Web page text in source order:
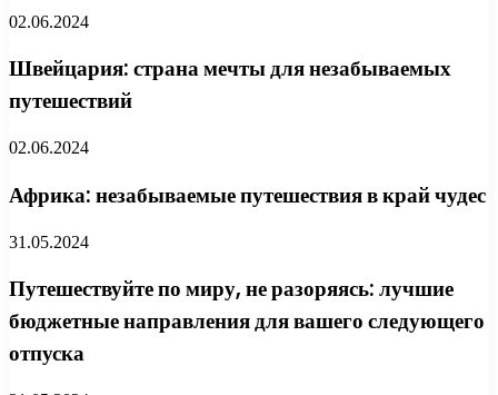
02.06.2024
Швейцария: страна мечты для незабываемых
путешествий
02.06.2024
Африка: незабываемые путешествия в край чудес
31.05.2024
Путешествуйте по миру, не разоряясь: лучшие
бюджетные направления для вашего следующего
отпуска